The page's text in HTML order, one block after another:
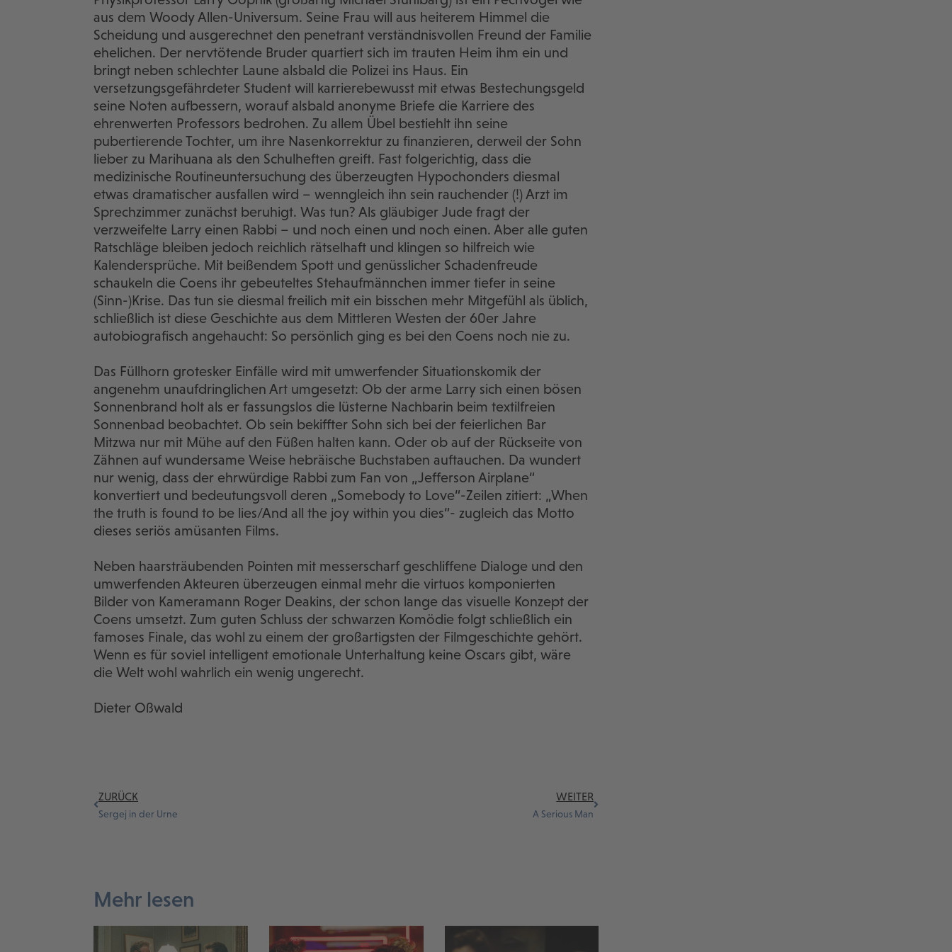
aus dem Woody Allen-Universum. Seine Frau will aus heiterem Himmel die
Scheidung und ausgerechnet den penetrant verständnisvollen Freund der Familie
ehelichen. Der nervtötende Bruder quartiert sich im trauten Heim ihm ein und
bringt neben schlechter Laune alsbald die Polizei ins Haus. Ein
versetzungsgefährdeter Student will karrierebewusst mit etwas Bestechungsgeld
seine Noten aufbessern, worauf alsbald anonyme Briefe die Karriere des
ehrenwerten Professors bedrohen. Zu allem Übel bestiehlt ihn seine
pubertierende Tochter, um ihre Nasenkorrektur zu finanzieren, derweil der Sohn
lieber zu Marihuana als den Schulheften greift. Fast folgerichtig, dass die
medizinische Routineuntersuchung des überzeugten Hypochonders diesmal
etwas dramatischer ausfallen wird – wenngleich ihn sein rauchender (!) Arzt im
Sprechzimmer zunächst beruhigt. Was tun? Als gläubiger Jude fragt der
verzweifelte Larry einen Rabbi – und noch einen und noch einen. Aber alle guten
Ratschläge bleiben jedoch reichlich rätselhaft und klingen so hilfreich wie
Kalendersprüche. Mit beißendem Spott und genüsslicher Schadenfreude
schaukeln die Coens ihr gebeuteltes Stehaufmännchen immer tiefer in seine
(Sinn-)Krise. Das tun sie diesmal freilich mit ein bisschen mehr Mitgefühl als üblich,
schließlich ist diese Geschichte aus dem Mittleren Westen der 60er Jahre
autobiografisch angehaucht: So persönlich ging es bei den Coens noch nie zu.
Das Füllhorn grotesker Einfälle wird mit umwerfender Situationskomik der
angenehm unaufdringlichen Art umgesetzt: Ob der arme Larry sich einen bösen
Sonnenbrand holt als er fassungslos die lüsterne Nachbarin beim textilfreien
Sonnenbad beobachtet. Ob sein bekiffter Sohn sich bei der feierlichen Bar
Mitzwa nur mit Mühe auf den Füßen halten kann. Oder ob auf der Rückseite von
Zähnen auf wundersame Weise hebräische Buchstaben auftauchen. Da wundert
nur wenig, dass der ehrwürdige Rabbi zum Fan von „Jefferson Airplane“
konvertiert und bedeutungsvoll deren „Somebody to Love“-Zeilen zitiert: „When
the truth is found to be lies/And all the joy within you dies“- zugleich das Motto
dieses seriös amüsanten Films.
Neben haarsträubenden Pointen mit messerscharf geschliffene Dialoge und den
umwerfenden Akteuren überzeugen einmal mehr die virtuos komponierten
Bilder von Kameramann Roger Deakins, der schon lange das visuelle Konzept der
Coens umsetzt. Zum guten Schluss der schwarzen Komödie folgt schließlich ein
famoses Finale, das wohl zu einem der großartigsten der Filmgeschichte gehört.
Wenn es für soviel intelligent emotionale Unterhaltung keine Oscars gibt, wäre
die Welt wohl wahrlich ein wenig ungerecht.
Dieter Oßwald
ZURÜCK
Sergej in der Urne
WEITER
A Serious Man
Mehr lesen